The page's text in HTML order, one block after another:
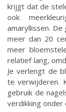
krijgt dat de
ook
amaryllissen.
meer dan 20
meer
relatief lang,
Je verlengt de
te verwijderen.
gebruik de
verdikking